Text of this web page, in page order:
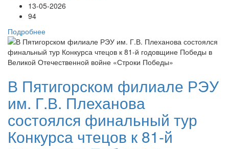
13-05-2026
94
Подробнее
В Пятигорском филиале РЭУ
им. Г.В. Плеханова
состоялся финальный тур
Конкурса чтецов к 81-й